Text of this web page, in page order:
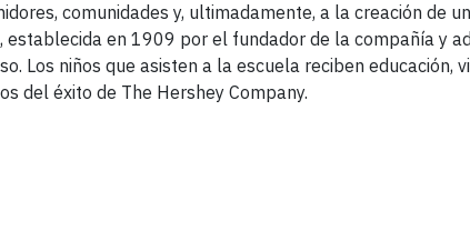
comunidades y, ultimadamente, a la creación de
en 1909 por el fundador de la compañía y
Los niños que asisten a la escuela reciben educación,
del éxito de The Hershey Company.